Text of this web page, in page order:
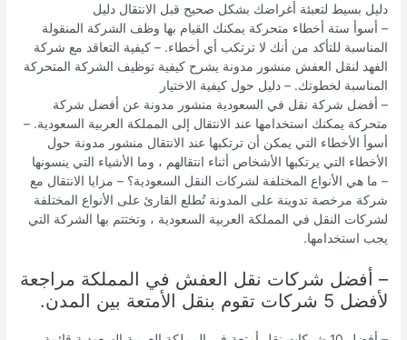
دليل بسيط لتعبئة أغراضك بشكل صحيح قبل الانتقال دليل
– أسوأ ستة أخطاء متحركة يمكنك القيام بها وظف الشركة المنقولة
المناسبة للتأكد من أنك لا ترتكب أي أخطاء. – كيفية التعاقد مع شركة
الفهد لنقل العفش منشور مدونة يشرح كيفية توظيف الشركة المتحركة
المناسبة لخطوتك. – دليل حول كيفية الاختيار
– أفضل شركة نقل في السعودية منشور مدونة عن أفضل شركة
متحركة يمكنك استخدامها عند الانتقال إلى المملكة العربية السعودية. –
أسوأ الأخطاء التي يمكن أن ترتكبها عند الانتقال منشور مدونة حول
الأخطاء التي يرتكبها الأشخاص أثناء انتقالهم ، وما الأشياء التي ينسونها
– ما هي الأنواع المختلفة لشركات النقل السعودية؟ – مزايا الانتقال مع
شركة مرخصة تدوينة على المدونة تُطلع القارئ على الأنواع المختلفة
لشركات النقل في المملكة العربية السعودية ، وتختتم بها الشركة التي
يجب استخدامها.
– أفضل شركات نقل العفش في المملكة مراجعة
لأفضل 5 شركات تقوم بنقل الأمتعة بين المدن.